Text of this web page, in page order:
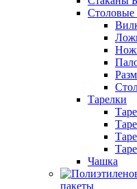
Тарелки
Чашка
пакеты